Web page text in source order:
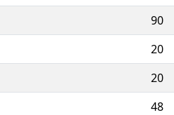
90
20
20
48